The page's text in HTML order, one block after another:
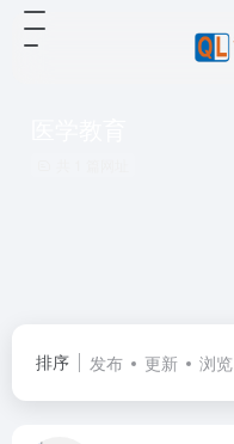
排序 发布 更新 浏览